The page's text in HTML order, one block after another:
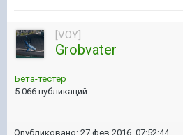
[VOY]
Grobvater
Бета-тестер
5 066 публикаций
Опубликовано: 27 фев 2016, 07:52:44